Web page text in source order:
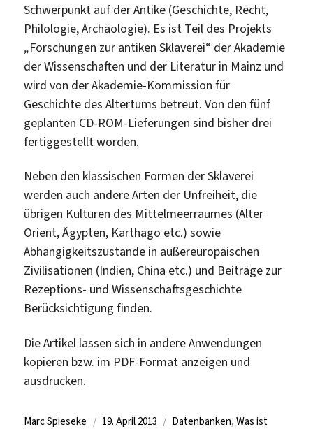
Schwerpunkt auf der Antike (Geschichte, Recht,
Philologie, Archäologie). Es ist Teil des Projekts
„Forschungen zur antiken Sklaverei“ der Akademie
der Wissenschaften und der Literatur in Mainz und
wird von der Akademie-Kommission für
Geschichte des Altertums betreut. Von den fünf
geplanten CD-ROM-Lieferungen sind bisher drei
fertiggestellt worden.
Neben den klassischen Formen der Sklaverei
werden auch andere Arten der Unfreiheit, die
übrigen Kulturen des Mittelmeerraumes (Alter
Orient, Ägypten, Karthago etc.) sowie
Abhängigkeitszustände in außereuropäischen
Zivilisationen (Indien, China etc.) und Beiträge zur
Rezeptions- und Wissenschaftsgeschichte
Berücksichtigung finden.
Die Artikel lassen sich in andere Anwendungen
kopieren bzw. im PDF-Format anzeigen und
ausdrucken.
Autor
Marc Spieseke
Veröffentlicht
19. April 2013 Kategorien
Datenbanken, Was ist